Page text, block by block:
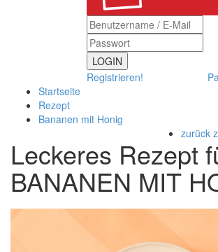
LOGIN
Registrieren!
Startseite
Rezept
Bananen mit Honig
zurück
Leckeres Rezept
BANANEN MIT